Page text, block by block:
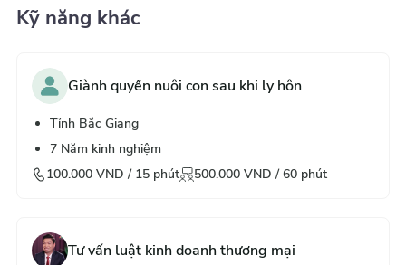
Kỹ năng khác
Giành quyền nuôi con sau khi ly hôn
Tỉnh Bắc Giang
7 Năm kinh nghiệm
100.000 VND / 15 phút 500.000 VND /60 phút
Tư vấn luật kinh doanh thương mại